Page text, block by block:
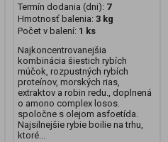
Termín dodania (dni): 7
Hmotnosť balenia: 3 kg
Počet v balení: 1 ks
Najkoncentrovanejšia
kombinácia šiestich rybích
múčok, rozpustných rybích
proteínov, morských rias,
extraktov a robin redu., doplnená
o amono complex losos.
spoločne s olejom asfoetída.
Najsilnejšie rybie boilie na trhu,
ktoré...